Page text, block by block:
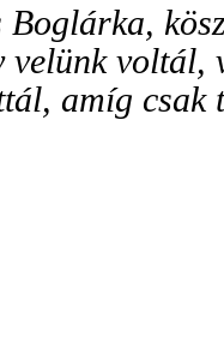
Boglárka,
velünk voltál,
amíg